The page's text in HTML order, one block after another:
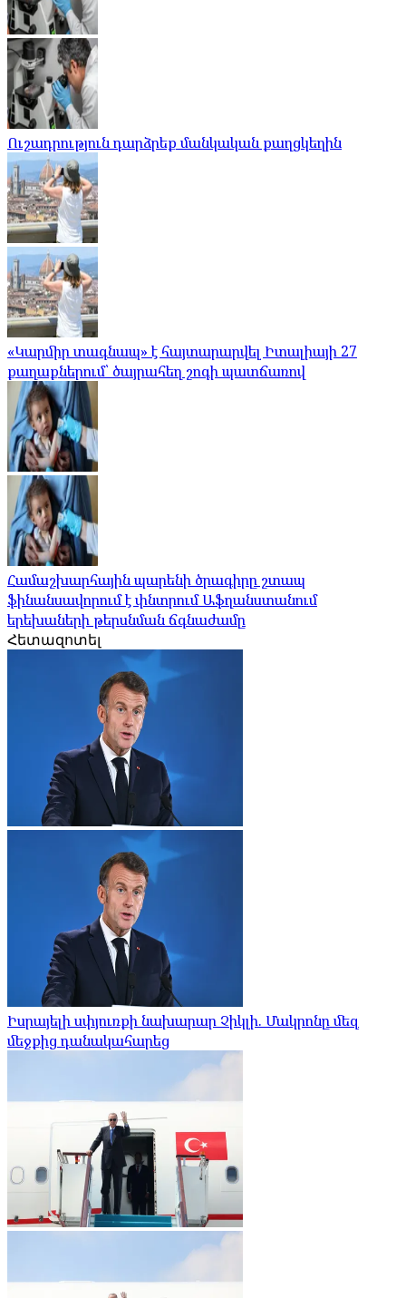
Ուշադրություն դարձրեք մանկական քաղցկեղին
«Կարմիր տագնապ» է հայտարարվել Իտալիայի 27
քաղաքներում՝ ծայրահեղ շոգի պատճառով
Համաշխարհային պարենի ծրագիրը շտապ
ֆինանսավորում է փնտրում Աֆղանստանում
երեխաների թերսնման ճգնաժամը
Հետազոտել
Իսրայելի սփյուռքի նախարար Չիկլի. Մակրոնը մեզ
մեջքից դանակահարեց